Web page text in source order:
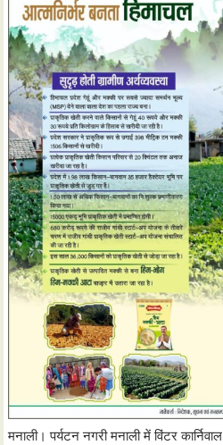
मनाली। पर्यटन नगरी मनाली में विंटर